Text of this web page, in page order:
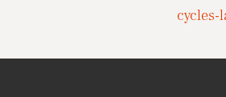
cycles-